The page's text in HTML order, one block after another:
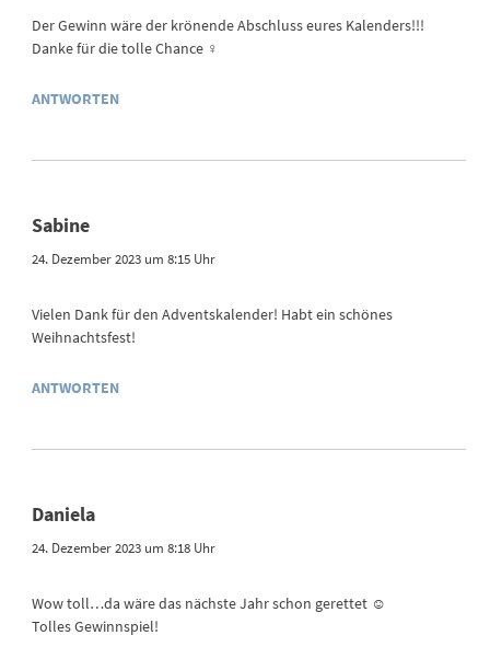
Der Gewinn wäre der krönende Abschluss eures Kalenders!!!
Danke für die tolle Chance ‍♀️
ANTWORTEN
Sabine
24. Dezember 2023 um 8:15 Uhr
Vielen Dank für den Adventskalender! Habt ein schönes
Weihnachtsfest!
ANTWORTEN
Daniela
24. Dezember 2023 um 8:18 Uhr
Wow toll…da wäre das nächste Jahr schon gerettet ☺️
Tolles Gewinnspiel!